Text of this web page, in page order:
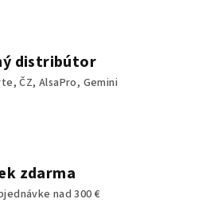
distribútor
ČZ, AlsaPro, Gemini
zdarma
nad 300 €